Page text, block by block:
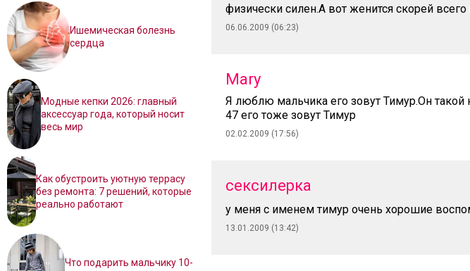
Ишемическая болезнь
сердца
Модные кепки 2026: главный
аксессуар года, который носит
весь мир
Как обустроить уютную террасу
без ремонта: 7 решений, которые
реально работают
Что подарить мальчику 10-
физически силен.А вот женится скорей
06.06.2009 (06:23)
Mary
Я люблю мальчика его зовут Тимур.Он
47 его тоже зовут Тимур
02.02.2009 (17:56)
сексилерка
у меня с именем тимур очень хорошие
13.01.2009 (13:42)